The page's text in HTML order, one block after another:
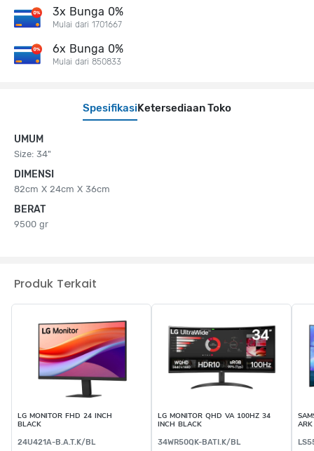
SpesifikasiKetersediaan Toko
UMUM
Size: 34"
DIMENSI
82cm X 24cm X 36cm
BERAT
9500 gr
3x Bunga 0%
Mulai dari 1701667
6x Bunga 0%
Mulai dari 850833
Produk Terkait
LG MONITOR FHD 24 INCH
BLACK
24U421A-B.A.T.K/BL
LG MONITOR QHD VA 100HZ 34
INCH BLACK
34WR50QK-BATI.K/BL